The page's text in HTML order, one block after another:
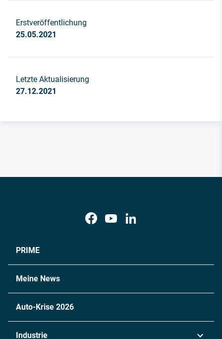
Erstveröffentlichung
25.05.2021
Letzte Aktualisierung
27.12.2021
PRIME
Meine News
Auto-Krise 2026
Industrie